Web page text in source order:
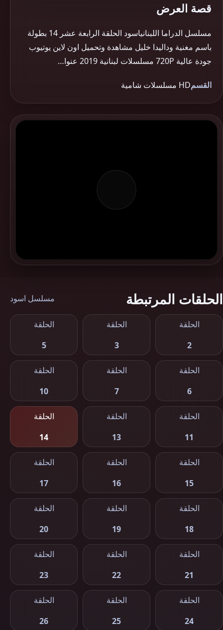
قصة العرض
مسلسل الدراما اللبنانياسود الحلقة الرابعة عشر 14 بطولة
باسم مغنية وداليدا خليل مشاهدة وتحميل اون لاين يوتيوب
جودة عالية 720P مسلسلات لبنانية 2019 عنوا…
القسمHD مسلسلات شامية
الحلقات المرتبطة مسلسل اسود
الحلقة
2
الحلقة
3
الحلقة
5
الحلقة
6
الحلقة
7
الحلقة
10
الحلقة
11
الحلقة
13
الحلقة
14
الحلقة
15
الحلقة
16
الحلقة
17
الحلقة
18
الحلقة
19
الحلقة
20
الحلقة
21
الحلقة
22
الحلقة
23
الحلقة
24
الحلقة
25
الحلقة
26